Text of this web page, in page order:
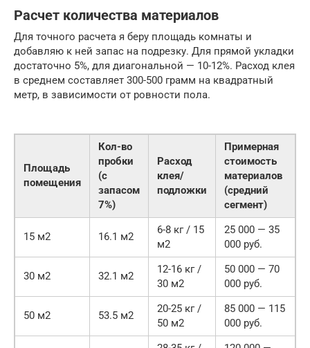
Расчет количества материалов
Для точного расчета я беру площадь комнаты и
добавляю к ней запас на подрезку. Для прямой укладки
достаточно 5%, для диагональной — 10-12%. Расход клея
в среднем составляет 300-500 грамм на квадратный
метр, в зависимости от ровности пола.
Площадь
помещения
Кол-во
пробки
(с
запасом
7%)
Расход
клея/
подложки
Примерная
стоимость
материалов
(средний
сегмент)
15 м2 16.1 м2
6-8 кг / 15
м2
25 000 — 35
000 руб.
30 м2 32.1 м2
12-16 кг /
30 м2
50 000 — 70
000 руб.
50 м2 53.5 м2
20-25 кг /
50 м2
85 000 — 115
000 руб.